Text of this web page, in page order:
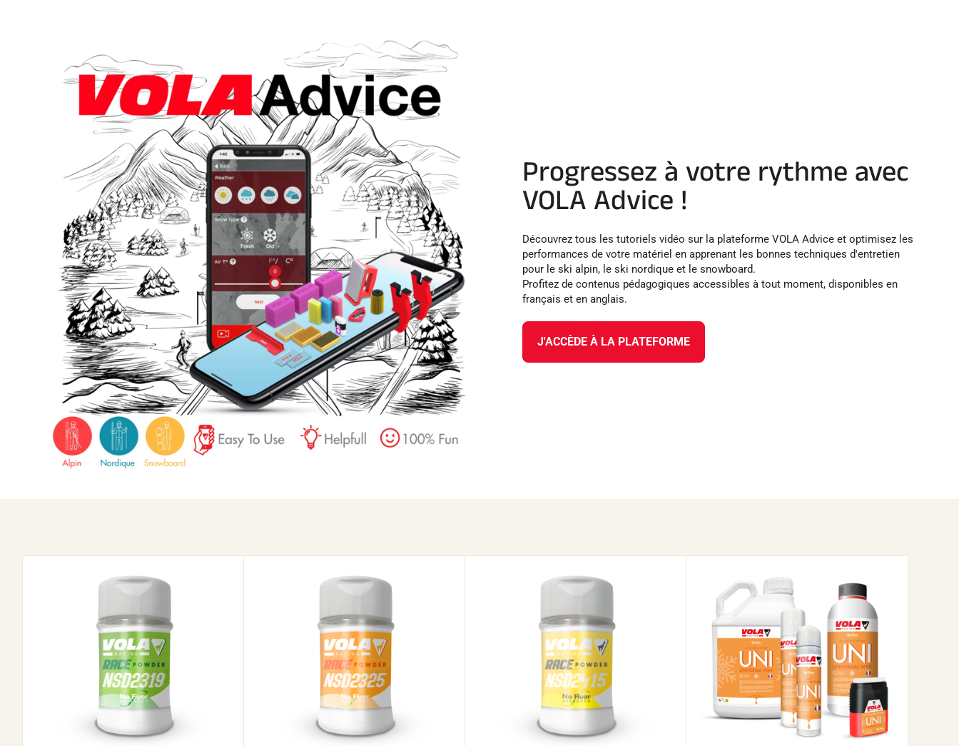
Progressez à votre rythme avec
VOLA Advice !
Découvrez tous les tutoriels vidéo sur la plateforme VOLA Advice et optimisez les
performances de votre matériel en apprenant les bonnes techniques d'entretien
pour le ski alpin, le ski nordique et le snowboard.
Profitez de contenus pédagogiques accessibles à tout moment, disponibles en
français et en anglais.
J'ACCÈDE À LA PLATEFORME